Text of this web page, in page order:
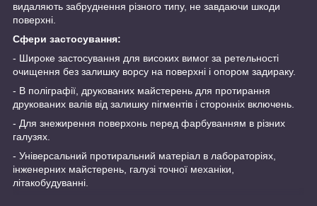
видаляють забруднення різного типу, не завдаючи шкоди
поверхні.
Сфери застосування:
- Широке застосування для високих вимог за ретельності
очищення без залишку ворсу на поверхні і опором задираку.
- В поліграфії, друкованих майстерень для протирання
друкованих валів від залишку пігментів і сторонніх включень.
- Для знежирення поверхонь перед фарбуванням в різних
галузях.
- Універсальний протиральний матеріал в лабораторіях,
інженерних майстерень, галузі точної механіки,
літакобудуванні.